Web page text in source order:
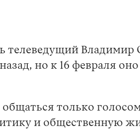
телеведущий Владимир
но к 16 февраля
только
и общественную